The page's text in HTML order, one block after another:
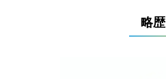
略歴